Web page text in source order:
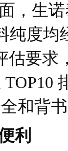
生诺
纯度均
估要求
和背
利